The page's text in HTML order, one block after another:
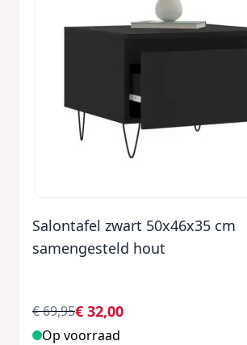
Salontafel zwart 50x46x35 cm
samengesteld hout
€ 32,00
€ 69,95
Op voorraad